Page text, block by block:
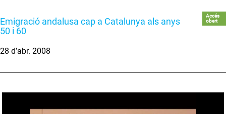
Emigració andalusa cap a Catalunya als anys
50 i 60
Accés
obert
28 d’abr. 2008